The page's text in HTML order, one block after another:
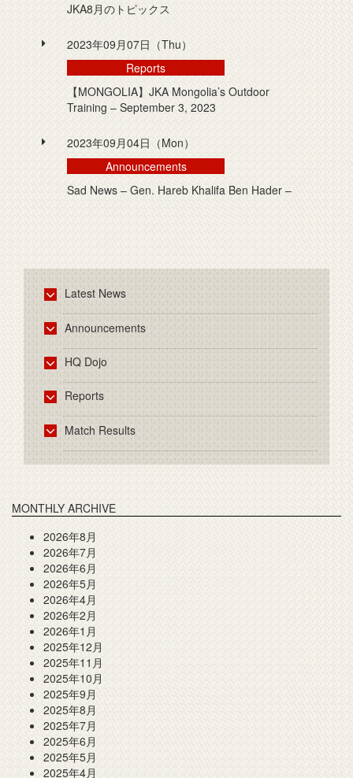
JKA8月のトピックス
2023年09月07日（Thu）
Reports
【MONGOLIA】JKA Mongolia’s Outdoor
Training – September 3, 2023
2023年09月04日（Mon）
Announcements
Sad News – Gen. Hareb Khalifa Ben Hader –
Latest News
Announcements
HQ Dojo
Reports
Match Results
MONTHLY ARCHIVE
2026年8月
2026年7月
2026年6月
2026年5月
2026年4月
2026年2月
2026年1月
2025年12月
2025年11月
2025年10月
2025年9月
2025年8月
2025年7月
2025年6月
2025年5月
2025年4月